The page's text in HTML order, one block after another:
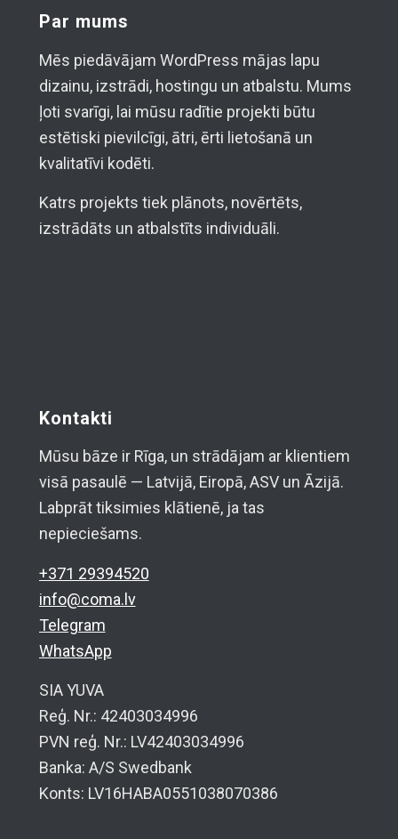
Par mums
Mēs piedāvājam WordPress mājas lapu
dizainu, izstrādi, hostingu un atbalstu. Mums
ļoti svarīgi, lai mūsu radītie projekti būtu
estētiski pievilcīgi, ātri, ērti lietošanā un
kvalitatīvi kodēti.
Katrs projekts tiek plānots, novērtēts,
izstrādāts un atbalstīts individuāli.
Kontakti
Mūsu bāze ir Rīga, un strādājam ar klientiem
visā pasaulē — Latvijā, Eiropā, ASV un Āzijā.
Labprāt tiksimies klātienē, ja tas
nepieciešams.
+371 29394520
info@coma.lv
Telegram
WhatsApp
SIA YUVA
Reģ. Nr.: 42403034996
PVN reģ. Nr.: LV42403034996
Banka: A/S Swedbank
Konts: LV16HABA0551038070386